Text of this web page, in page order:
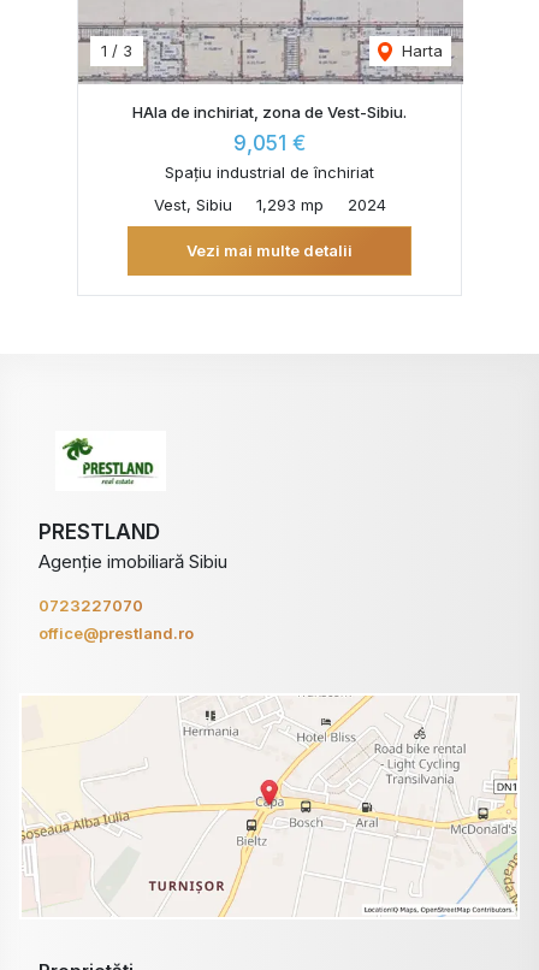
1 / 3 Harta
HAla de inchiriat, zona de Vest-Sibiu.
9,051 €
Spațiu industrial de închiriat
Vest, Sibiu
1,293 mp 2024
Vezi mai multe detalii
PRESTLAND
Agenție imobiliară Sibiu
0723227070
office@prestland.ro